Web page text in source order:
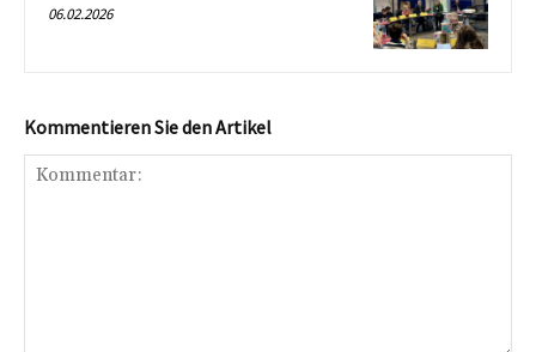
06.02.2026
Kommentieren Sie den Artikel